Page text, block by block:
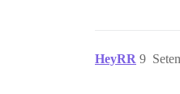
HeyRR 9